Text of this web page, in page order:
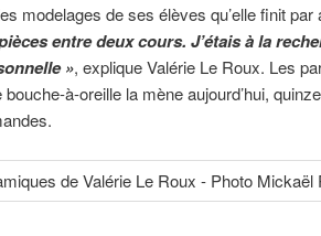
modelages de ses élèves qu’elle finit par
entre deux cours. J’étais à la
», explique Valérie Le Roux. Les
à-oreille la mène aujourd’hui,